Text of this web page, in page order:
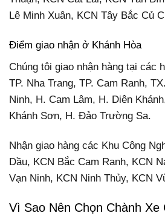
Lê Minh Xuân, KCN Tây Bắc Củ
Điểm giao nhận ở Khánh Hòa
Chúng tôi giao nhận hàng tại các
TP. Nha Trang, TP. Cam Ranh,
Ninh, H. Cam Lâm, H. Diên
Khánh Sơn, H. Đảo Trường Sa.
Nhận giao hàng các Khu Công
Dầu, KCN Bắc Cam Ranh, KCN
Vạn Ninh, KCN Ninh Thủy, KCN
Vì Sao Nên Chọn Chành Xe